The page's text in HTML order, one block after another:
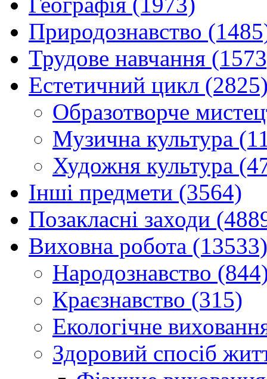
Природознавство
Трудове навчання
Естетичний цикл
Образотворче
Музична культура
Художня культура
Інші предмети (3564)
Позакласні заходи
Виховна робота (13533)
Народознавство
Краєзнавство (315)
Екологічне
Здоровий спосіб